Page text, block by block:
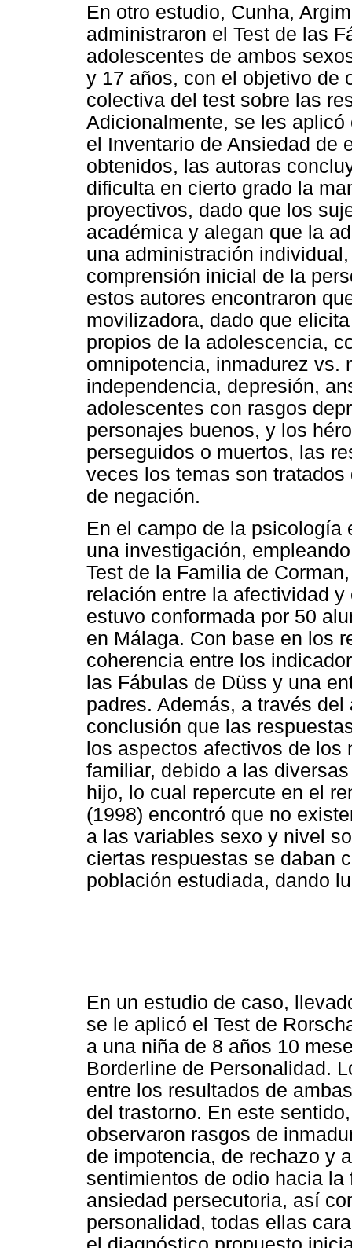
En otro estudio, Cunha,
administraron el Test de las
adolescentes de ambos
y 17 años, con el objetivo de
colectiva del test sobre las
Adicionalmente, se les
el Inventario de Ansiedad de
obtenidos, las autoras
dificulta en cierto grado la
proyectivos, dado que los
académica y alegan que la
una administración
comprensión inicial de la
estos autores encontraron
movilizadora, dado que
propios de la adolescencia,
omnipotencia, inmadurez vs.
independencia, depresión,
adolescentes con rasgos
personajes buenos, y los
perseguidos o muertos, las
veces los temas son
de negación.
En el campo de la psicología
una investigación,
Test de la Familia de
relación entre la afectividad
estuvo conformada por 50
en Málaga. Con base en los
coherencia entre los
las Fábulas de Düss y una
padres. Además, a través
conclusión que las
los aspectos afectivos de los
familiar, debido a las
hijo, lo cual repercute en el
(1998) encontró que no
a las variables sexo y nivel
ciertas respuestas se daban
población estudiada, dando
En un estudio de caso,
se le aplicó el Test de
a una niña de 8 años 10
Borderline de Personalidad.
entre los resultados de
del trastorno. En este
observaron rasgos de
de impotencia, de rechazo y
sentimientos de odio hacia
ansiedad persecutoria, así
personalidad, todas ellas